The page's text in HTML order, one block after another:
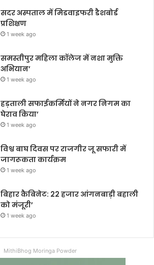
सदर अस्पताल में मिडवाइफरी डैशबोर्ड
प्रशिक्षण
1 week ago
समस्तीपुर महिला कॉलेज में नशा मुक्ति
अभियान’
1 week ago
हड़ताली सफाईकर्मियों ने नगर निगम का
घेराव किया’
1 week ago
विश्व बाघ दिवस पर राजगीर जू सफारी में
जागरूकता कार्यक्रम
1 week ago
बिहार कैबिनेट: 22 हजार आंगनबाड़ी बहाली
को मंजूरी’
1 week ago
MithiBhog Moringa Powder